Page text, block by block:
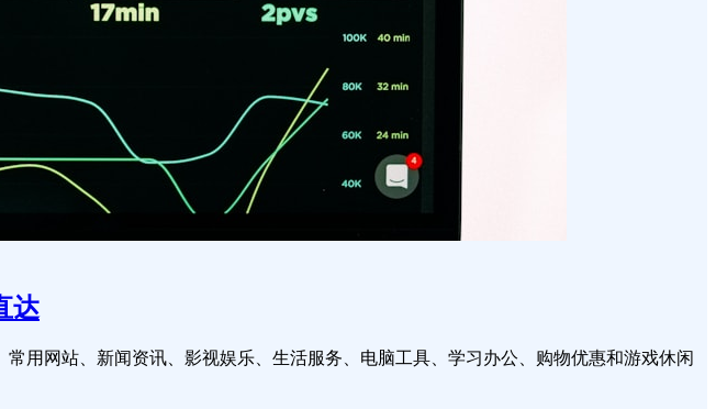
达
用网站、新闻资讯、影视娱乐、生活服务、电脑工具、学习办公、购物优惠和游戏休闲